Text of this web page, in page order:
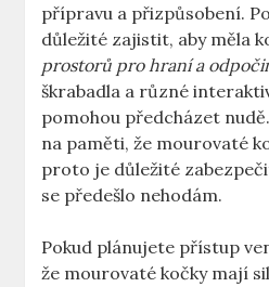
přípravu a přizpůsobení.
důležité zajistit, aby měla
prostorů pro hraní a
škrabadla a různé
pomohou předcházet
na paměti, že mourovaté
proto je důležité
se předešlo nehodám.
Pokud plánujete přístup
že mourovaté kočky mají